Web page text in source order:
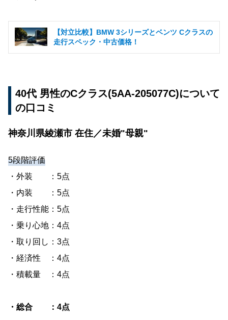
【対立比較】BMW 3シリーズとベンツ Cクラスの
走行スペック・中古価格！
40代 男性のCクラス(5AA-205077C)について
の口コミ
神奈川県綾瀬市 在住／未婚"母親"
5段階評価
・外装 ：5点
・内装 ：5点
・走行性能：5点
・乗り心地：4点
・取り回し：3点
・経済性 ：4点
・積載量 ：4点
・総合 ：4点